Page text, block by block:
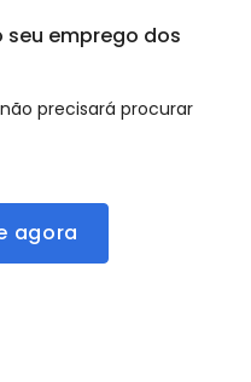
emprego dos
precisará procurar
agora